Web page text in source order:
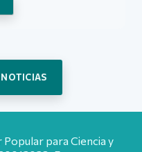
NOTICIAS
para Ciencia y